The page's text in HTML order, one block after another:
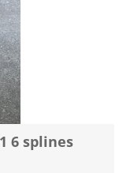
6 splines